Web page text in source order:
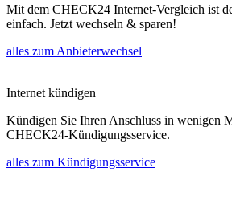
Mit dem CHECK24 Internet-Vergleich ist
einfach. Jetzt wechseln & sparen!
alles zum Anbieterwechsel
Internet kündigen
Kündigen Sie Ihren Anschluss in wenigen
CHECK24-Kündigungsservice.
alles zum Kündigungsservice